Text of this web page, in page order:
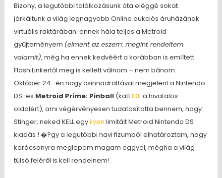
Bizony, a legutóbbi találkozásunk óta eléggé sokat
járkáltunk a világ legnagyobb Online aukciós áruházának
virtuális raktárában: ennek hála teljes a Metroid
gyűjteményem (elment az eszem: megint rendeltem
valamit), még ha ennek kedvéért a korábban is említett
Flash Linkertől meg is kellett válnom – nem bánom.
Október 24.-én nagy csinnadrattával megjelent a Nintendo
DS-es Metroid Prime: Pinball(kattIDE a hivatalos
oldalért), ami végérvényesen tudatosította bennem, hogy:
Stinger, neked KELL egyilyen limitált Metroid Nintendo DS
kiadás ! �?gy a legutóbbi havi fizumból elhatároztam, hogy
karácsonyra meglepem magam eggyel, mégha a világ
túlsó feléről is kell rendelnem!